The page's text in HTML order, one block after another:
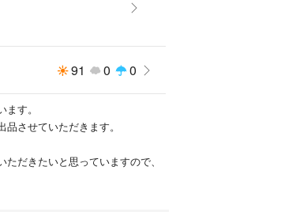
91 0 0
す。
させていただきます。
だきたいと思っていますので、